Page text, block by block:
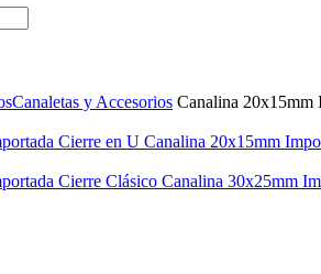
Canaletas y Accesorios Canalina 20x15mm
Canalina 20x15mm
Canalina 30x25mm